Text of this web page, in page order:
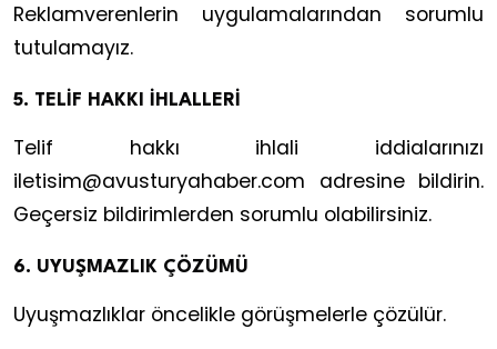
Reklamverenlerin uygulamalarından sorumlu
tutulamayız.
5. TELİF HAKKI İHLALLERİ
Telif hakkı ihlali iddialarınızı
iletisim@avusturyahaber.com adresine bildirin.
Geçersiz bildirimlerden sorumlu olabilirsiniz.
6. UYUŞMAZLIK ÇÖZÜMÜ
Uyuşmazlıklar öncelikle görüşmelerle çözülür.